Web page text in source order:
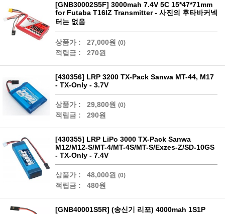
[GNB30002S5F] 3000mah 7.4V 5C 15*47*71mm
for Futaba T16IZ Transmitter - 사진의 후타바커넥
터는 없음
상품가 : 27,000원 (0)
적립금 : 270원
[430356] LRP 3200 TX-Pack Sanwa MT-44, M17
- TX-Only - 3.7V
상품가 : 29,800원 (0)
적립금 : 290원
[430355] LRP LiPo 3000 TX-Pack Sanwa
M12/M12-S/MT-4/MT-4S/MT-S/Exzes-Z/SD-10GS
- TX-Only - 7.4V
상품가 : 48,000원 (0)
적립금 : 480원
[GNB40001S5R] (송신기 리포) 4000mah 1S1P